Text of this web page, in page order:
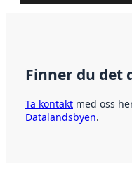
Finner du det
Ta kontakt med oss
Datalandsbyen.